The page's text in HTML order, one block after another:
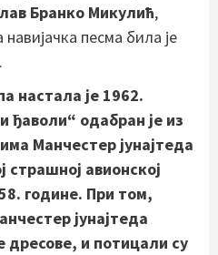
Бранко Микулић,
песма била је
настала је 1962.
ђаволи“ одабран је из
Манчестер јунајтеда
страшној авионској
године. При том,
јунајтеда
дресове, и потицали су